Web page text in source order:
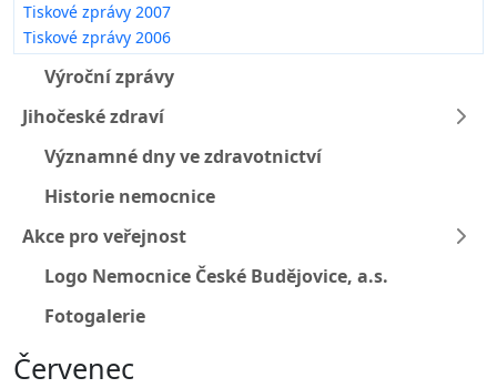
Tiskové zprávy 2007
Tiskové zprávy 2006
Výroční zprávy
Jihočeské zdraví
Významné dny ve zdravotnictví
Historie nemocnice
Akce pro veřejnost
Logo Nemocnice České Budějovice, a.s.
Fotogalerie
Červenec